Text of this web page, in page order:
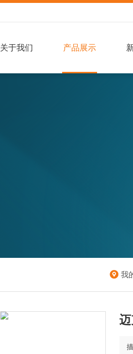
关于我们 产品展示
我